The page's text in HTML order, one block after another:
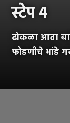
स्टेप ४
ढोकळा आता
फोडणीचे भांडे